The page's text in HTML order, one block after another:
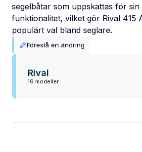
segelbåtar som uppskattas för
funktionalitet, vilket gör Rival 415
populärt val bland seglare.
Föreslå en ändring
Rival
16 modeller